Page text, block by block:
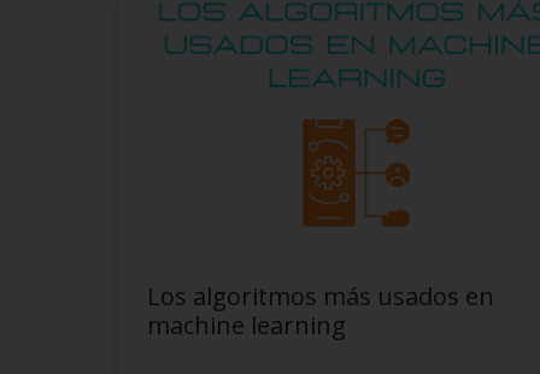
Los algoritmos más usados en
machine learning